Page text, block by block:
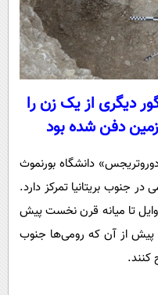
گور دیگری از یک زن را
دفن شده بود
دانشگاه بورنموث
جنوب بریتانیا تمرکز دارد.
تا میانه قرن نخست پیش
پیش از آن که رومی‌ها جنوب
کنند.